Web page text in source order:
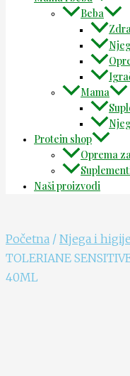
Beba
Mama
Protein shop
Oprema
Naši proizvodi
Početna / Njega i
TOLERIANE
40ML